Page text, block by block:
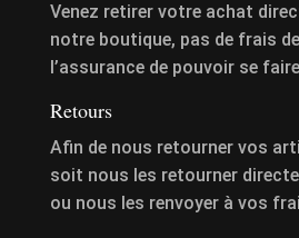
Venez retirer votre achat
notre boutique, pas de frais
l’assurance de pouvoir se
Retours
Afin de nous retourner vos
soit nous les retourner
ou nous les renvoyer à vos